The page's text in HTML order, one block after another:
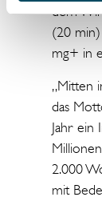
dem
(20
mg+ in
„Mitten
das
Jahr ein
2.000
mit